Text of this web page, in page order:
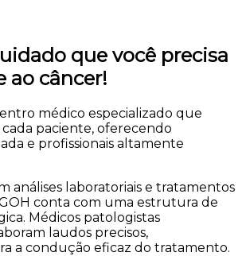
que você precisa
ao câncer!
médico especializado que
cada paciente, oferecendo
e profissionais altamente
análises laboratoriais e tratamentos
conta com uma estrutura de
Médicos patologistas
laudos precisos,
a condução eficaz do tratamento.